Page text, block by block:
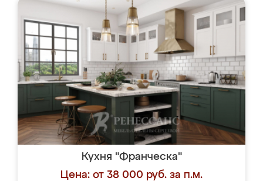
Кухня "Франческа"
Цена: от 38 000 руб. за п.м.